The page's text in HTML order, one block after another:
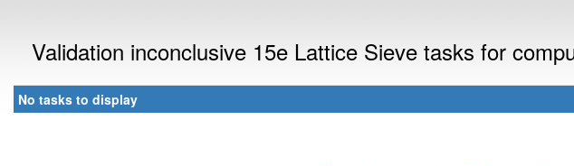
Validation inconclusive 15e Lattice Sieve tasks for
No tasks to display